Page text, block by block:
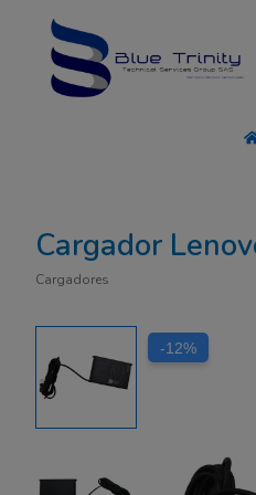
contenido
Cargador
Cargadores
-12%